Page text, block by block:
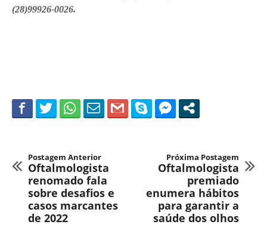
(28)99926-0026.
Postagem Anterior
Oftalmologista
renomado fala
sobre desafios e
casos marcantes
de 2022
Próxima Postagem
Oftalmologista
premiado
enumera hábitos
para garantir a
saúde dos olhos